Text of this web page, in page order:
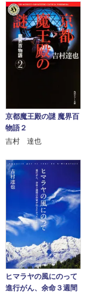
京都魔王殿の謎 魔界百
物語２
吉村 達也
ヒマラヤの風にのって
進行がん、余命３週間